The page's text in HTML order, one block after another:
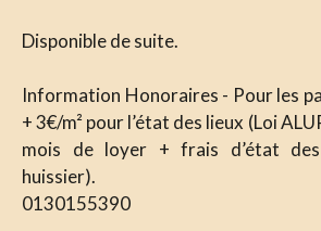
Disponible de suite.
Information Honoraires - Pour les
+ 3€/m² pour l’état des lieux (Loi
mois de loyer + frais d’état
huissier).
0130155390